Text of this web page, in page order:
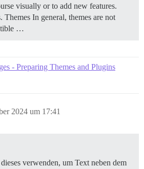
visually or to add new features.
Themes In general, themes are not
…
- Preparing Themes and Plugins
2024 um 17:41
verwenden, um Text neben dem